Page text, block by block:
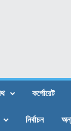
কর্পোরেট
নির্বাচন